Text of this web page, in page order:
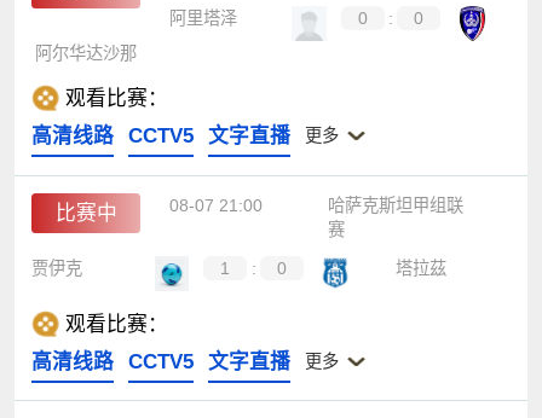
阿里塔泽
0 :
0
阿尔华达沙那
观看比赛：
高清线路
CCTV5 文字直播 更多
比赛中 08-07 21:00
哈萨克斯坦甲组联
赛
贾伊克
1 : 0 塔拉茲
观看比赛：
高清线路
CCTV5 文字直播 更多